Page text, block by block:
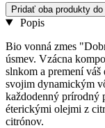
Pridať oba produkty
Popis
Bio vonná zmes
úsmev. Vzácna
slnkom a premení
svojim dynamickým
každodenný prírodný
éterickými olejmi z
citrónov.